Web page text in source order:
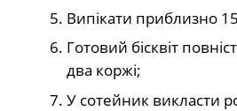
Випікати приблизно
Готовий бісквіт
два коржі;
У сотейник викласти